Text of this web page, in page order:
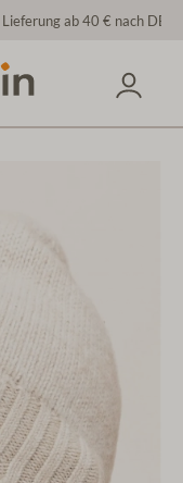
DE/AT